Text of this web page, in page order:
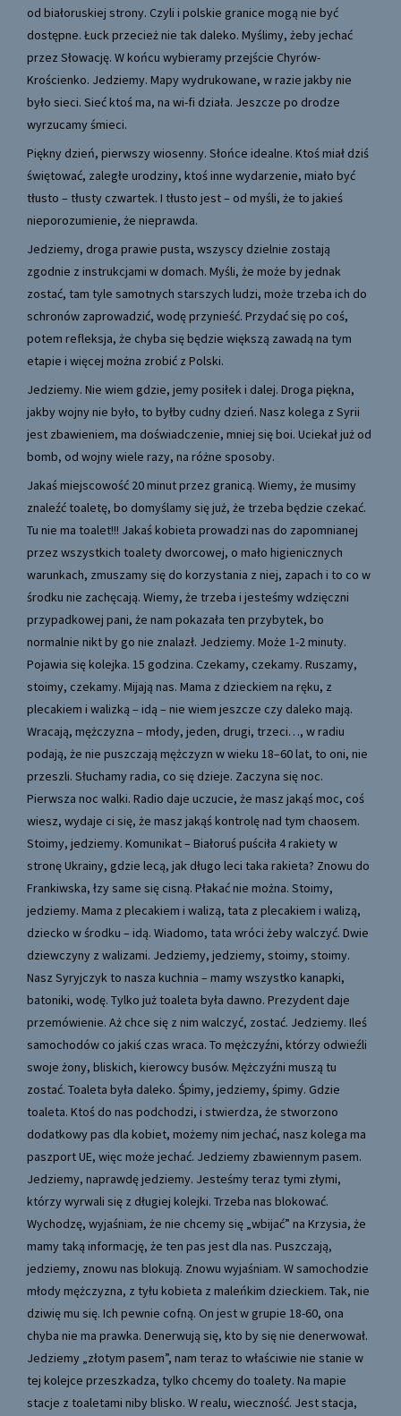
od białoruskiej strony. Czyli i polskie granice mogą nie być
dostępne. Łuck przecież nie tak daleko. Myślimy, żeby jechać
przez Słowację. W końcu wybieramy przejście Chyrów-
Krościenko. Jedziemy. Mapy wydrukowane, w razie jakby nie
było sieci. Sieć ktoś ma, na wi-fi działa. Jeszcze po drodze
wyrzucamy śmieci.
Piękny dzień, pierwszy wiosenny. Słońce idealne. Ktoś miał dziś
świętować, zaległe urodziny, ktoś inne wydarzenie, miało być
tłusto – tłusty czwartek. I tłusto jest – od myśli, że to jakieś
nieporozumienie, że nieprawda.
Jedziemy, droga prawie pusta, wszyscy dzielnie zostają
zgodnie z instrukcjami w domach. Myśli, że może by jednak
zostać, tam tyle samotnych starszych ludzi, może trzeba ich do
schronów zaprowadzić, wodę przynieść. Przydać się po coś,
potem refleksja, że chyba się będzie większą zawadą na tym
etapie i więcej można zrobić z Polski.
Jedziemy. Nie wiem gdzie, jemy posiłek i dalej. Droga piękna,
jakby wojny nie było, to byłby cudny dzień. Nasz kolega z Syrii
jest zbawieniem, ma doświadczenie, mniej się boi. Uciekał już od
bomb, od wojny wiele razy, na różne sposoby.
Jakaś miejscowość 20 minut przez granicą. Wiemy, że musimy
znaleźć toaletę, bo domyślamy się już, że trzeba będzie czekać.
Tu nie ma toalet!!! Jakaś kobieta prowadzi nas do zapomnianej
przez wszystkich toalety dworcowej, o mało higienicznych
warunkach, zmuszamy się do korzystania z niej, zapach i to co w
środku nie zachęcają. Wiemy, że trzeba i jesteśmy wdzięczni
przypadkowej pani, że nam pokazała ten przybytek, bo
normalnie nikt by go nie znalazł. Jedziemy. Może 1-2 minuty.
Pojawia się kolejka. 15 godzina. Czekamy, czekamy. Ruszamy,
stoimy, czekamy. Mijają nas. Mama z dzieckiem na ręku, z
plecakiem i walizką – idą – nie wiem jeszcze czy daleko mają.
Wracają, mężczyzna – młody, jeden, drugi, trzeci…, w radiu
podają, że nie puszczają mężczyzn w wieku 18–60 lat, to oni, nie
przeszli. Słuchamy radia, co się dzieje. Zaczyna się noc.
Pierwsza noc walki. Radio daje uczucie, że masz jakąś moc, coś
wiesz, wydaje ci się, że masz jakąś kontrolę nad tym chaosem.
Stoimy, jedziemy. Komunikat – Białoruś puściła 4 rakiety w
stronę Ukrainy, gdzie lecą, jak długo leci taka rakieta? Znowu do
Frankiwska, łzy same się cisną. Płakać nie można. Stoimy,
jedziemy. Mama z plecakiem i walizą, tata z plecakiem i walizą,
dziecko w środku – idą. Wiadomo, tata wróci żeby walczyć. Dwie
dziewczyny z walizami. Jedziemy, jedziemy, stoimy, stoimy.
Nasz Syryjczyk to nasza kuchnia – mamy wszystko kanapki,
batoniki, wodę. Tylko już toaleta była dawno. Prezydent daje
przemówienie. Aż chce się z nim walczyć, zostać. Jedziemy. Ileś
samochodów co jakiś czas wraca. To mężczyźni, którzy odwieźli
swoje żony, bliskich, kierowcy busów. Mężczyźni muszą tu
zostać. Toaleta była daleko. Śpimy, jedziemy, śpimy. Gdzie
toaleta. Ktoś do nas podchodzi, i stwierdza, że stworzono
dodatkowy pas dla kobiet, możemy nim jechać, nasz kolega ma
paszport UE, więc może jechać. Jedziemy zbawiennym pasem.
Jedziemy, naprawdę jedziemy. Jesteśmy teraz tymi złymi,
którzy wyrwali się z długiej kolejki. Trzeba nas blokować.
Wychodzę, wyjaśniam, że nie chcemy się „wbijać” na Krzysia, że
mamy taką informację, że ten pas jest dla nas. Puszczają,
jedziemy, znowu nas blokują. Znowu wyjaśniam. W samochodzie
młody mężczyzna, z tyłu kobieta z maleńkim dzieckiem. Tak, nie
dziwię mu się. Ich pewnie cofną. On jest w grupie 18-60, ona
chyba nie ma prawka. Denerwują się, kto by się nie denerwował.
Jedziemy „złotym pasem”, nam teraz to właściwie nie stanie w
tej kolejce przeszkadza, tylko chcemy do toalety. Na mapie
stacje z toaletami niby blisko. W realu, wieczność. Jest stacja,